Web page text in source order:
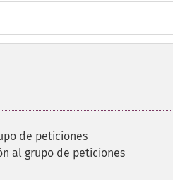
de peticiones
al grupo de peticiones